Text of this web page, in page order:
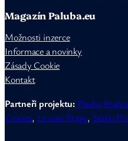
Magazín Paluba.eu
Možnosti inzerce
Informace a novinky
Zásady Cookie
Kontakt
Partneři projektu: Plavby
Cruises, Le navi Praga, Statki